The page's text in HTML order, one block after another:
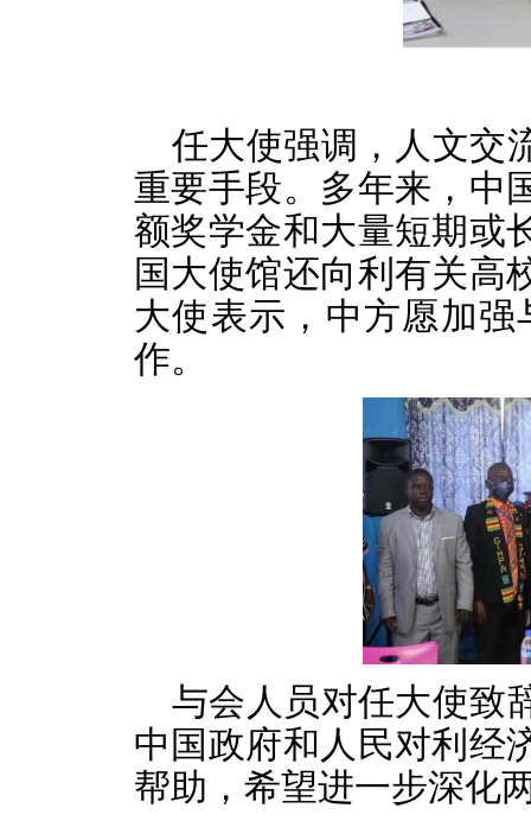
任大使强调，人文交
重要手段。多年来，中
额奖学金和大量短期或
国大使馆还向利有关高
大使表示，中方愿加
作。
与会人员对任大使致
中国政府和人民对利经
帮助，希望进一步深化